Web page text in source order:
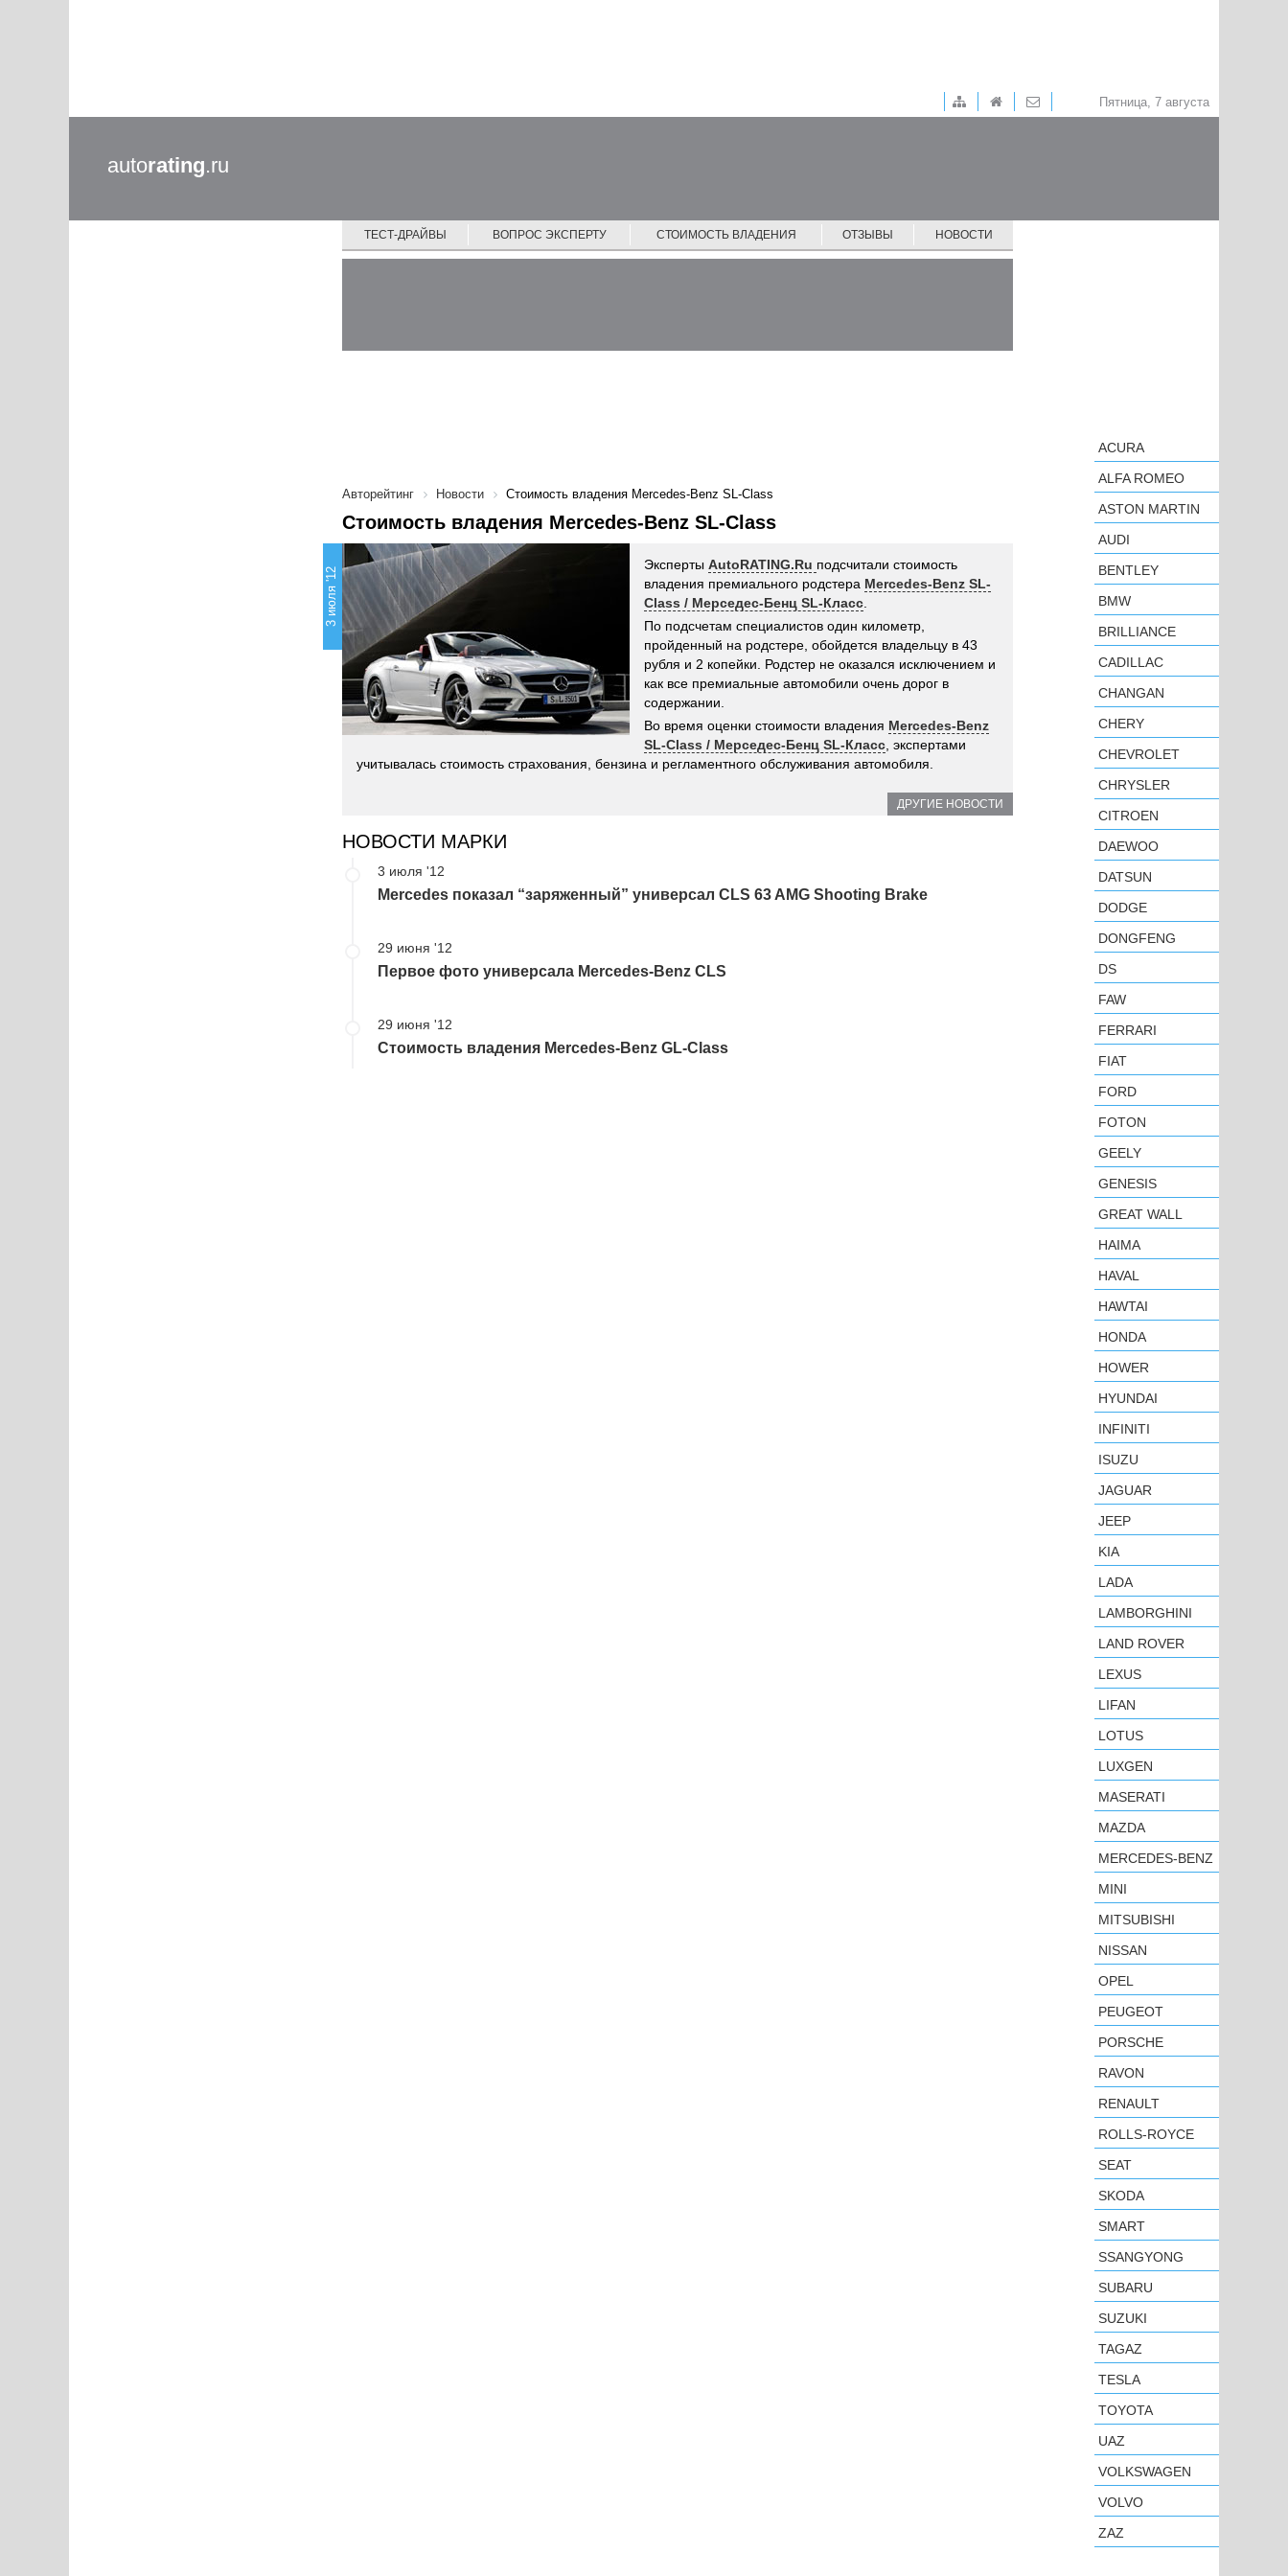
Пятница, 7 августа
autorating.ru
ТЕСТ-ДРАЙВЫ ВОПРОС ЭКСПЕРТУ СТОИМОСТЬ ВЛАДЕНИЯ ОТЗЫВЫ НОВОСТИ
Авторейтинг Новости Стоимость владения Mercedes-Benz SL-Class
Стоимость владения Mercedes-Benz SL-Class
3 июля '12
Эксперты AutoRATING.Ru подсчитали стоимость
владения премиального родстера Mercedes-Benz SL-
Class / Мерседес-Бенц SL-Класс
По подсчетам специалистов один километр,
пройденный на родстере, обойдется владельцу в 43
рубля и 2 копейки. Родстер не оказался исключением и
как все премиальные автомобили очень дорог в
содержании.
Во время оценки стоимости владения Mercedes-Benz
SL-Class / Мерседес-Бенц SL-Класс , экспертами
учитывалась стоимость страхования, бензина и регламентного обслуживания автомобиля.
ДРУГИЕ НОВОСТИ
НОВОСТИ МАРКИ
3 июля '12
Mercedes показал “заряженный” универсал CLS 63 AMG Shooting Brake
29 июня '12
Первое фото универсала Mercedes-Benz CLS
29 июня '12
Стоимость владения Mercedes-Benz GL-Class
ACURA
ALFA ROMEO
ASTON MARTIN
AUDI
BENTLEY
BMW
BRILLIANCE
CADILLAC
CHANGAN
CHERY
CHEVROLET
CHRYSLER
CITROEN
DAEWOO
DATSUN
DODGE
DONGFENG
DS
FAW
FERRARI
FIAT
FORD
FOTON
GEELY
GENESIS
GREAT WALL
HAIMA
HAVAL
HAWTAI
HONDA
HOWER
HYUNDAI
INFINITI
ISUZU
JAGUAR
JEEP
KIA
LADA
LAMBORGHINI
LAND ROVER
LEXUS
LIFAN
LOTUS
LUXGEN
MASERATI
MAZDA
MERCEDES-BENZ
MINI
MITSUBISHI
NISSAN
OPEL
PEUGEOT
PORSCHE
RAVON
RENAULT
ROLLS-ROYCE
SEAT
SKODA
SMART
SSANGYONG
SUBARU
SUZUKI
TAGAZ
TESLA
TOYOTA
UAZ
VOLKSWAGEN
VOLVO
ZAZ